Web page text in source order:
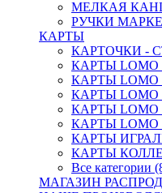
МЕЛКАЯ
РУЧКИ
КАРТЫ
КАРТОЧКИ -
КАРТЫ LOMO
КАРТЫ
КАРТЫ
КАРТЫ
КАРТЫ
КАРТЫ
КАРТЫ
Все категории
МАГАЗИН